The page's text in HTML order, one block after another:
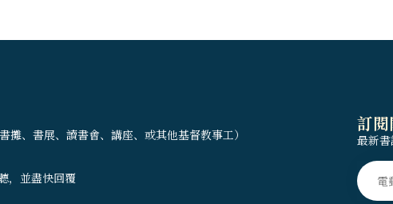
、書展、讀書會、講座、或其他基督教事工）
，並盡快回覆
訂閱
最新